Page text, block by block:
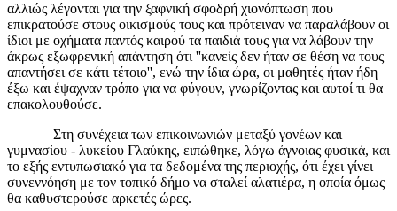
αλλιώς λέγονται για την ξαφνική σφοδρή χιονόπτωση που
επικρατούσε στους οικισμούς τους και πρότειναν να παραλάβουν οι
ίδιοι με οχήματα παντός καιρού τα παιδιά τους για να λάβουν την
άκρως εξωφρενική απάντηση ότι ''κανείς δεν ήταν σε θέση να τους
απαντήσει σε κάτι τέτοιο'', ενώ την ίδια ώρα, οι μαθητές ήταν ήδη
έξω και έψαχναν τρόπο για να φύγουν, γνωρίζοντας και αυτοί τι θα
επακολουθούσε.
Στη συνέχεια των επικοινωνιών μεταξύ γονέων και
γυμνασίου - λυκείου Γλαύκης, ειπώθηκε, λόγω άγνοιας φυσικά, και
το εξής εντυπωσιακό για τα δεδομένα της περιοχής, ότι έχει γίνει
συνεννόηση με τον τοπικό δήμο να σταλεί αλατιέρα, η οποία όμως
θα καθυστερούσε αρκετές ώρες.